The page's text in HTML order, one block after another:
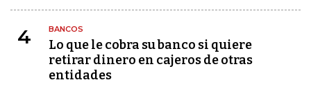
4 BANCOS
Lo que le cobra su banco si quiere
retirar dinero en cajeros de otras
entidades